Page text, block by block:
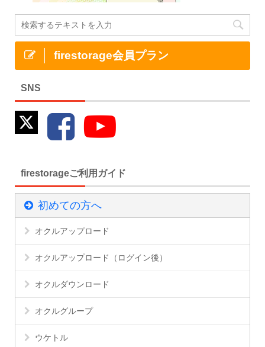
firestorage会員プラン
SNS
firestorageご利用ガイド
初めての方へ
オクルアップロード
オクルアップロード（ログイン後）
オクルダウンロード
オクルグループ
ウケトル